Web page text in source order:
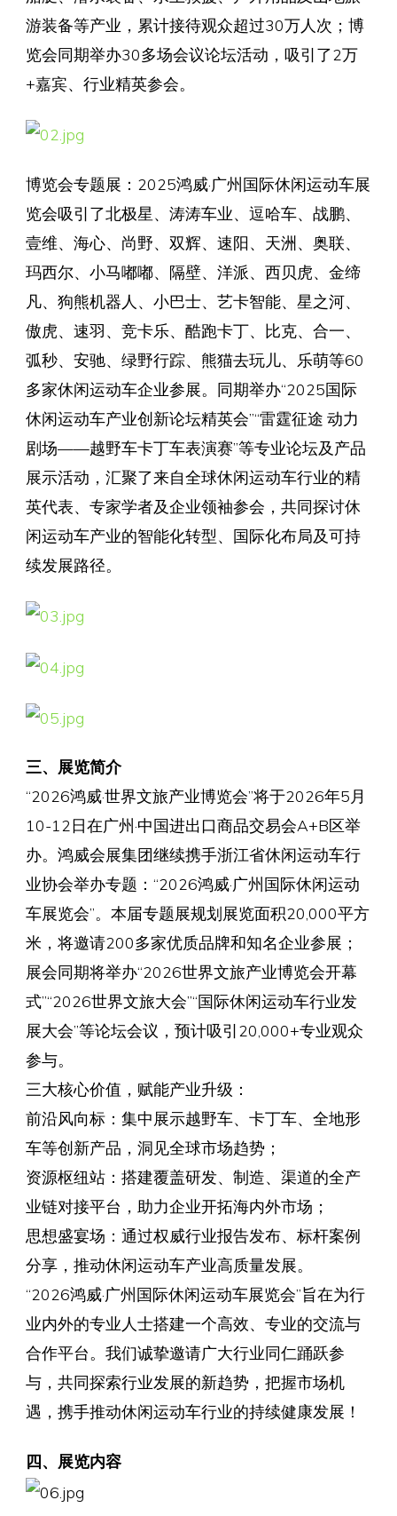
游装备等产业，累计接待观众超过30万人次；博
览会同期举办30多场会议论坛活动，吸引了2万
+嘉宾、行业精英参会。
博览会专题展：2025鸿威·广州国际休闲运动车展
览会吸引了北极星、涛涛车业、逗哈车、战鹏、
壹维、海心、尚野、双辉、速阳、天洲、奥联、
玛西尔、小马嘟嘟、隔壁、洋派、西贝虎、金缔
凡、狗熊机器人、小巴士、艺卡智能、星之河、
傲虎、速羽、竞卡乐、酷跑卡丁、比克、合一、
弧秒、安驰、绿野行踪、熊猫去玩儿、乐萌等60
多家休闲运动车企业参展。同期举办“2025国际
休闲运动车产业创新论坛精英会”“雷霆征途 动力
剧场——越野车卡丁车表演赛”等专业论坛及产品
展示活动，汇聚了来自全球休闲运动车行业的精
英代表、专家学者及企业领袖参会，共同探讨休
闲运动车产业的智能化转型、国际化布局及可持
续发展路径。
三、展览简介
“2026鸿威·世界文旅产业博览会”将于2026年5月
10-12日在广州·中国进出口商品交易会A+B区举
办。鸿威会展集团继续携手浙江省休闲运动车行
业协会举办专题：“2026鸿威·广州国际休闲运动
车展览会”。本届专题展规划展览面积20,000平方
米，将邀请200多家优质品牌和知名企业参展；
展会同期将举办“2026世界文旅产业博览会开幕
式”“2026世界文旅大会”“国际休闲运动车行业发
展大会”等论坛会议，预计吸引20,000+专业观众
参与。
三大核心价值，赋能产业升级：
前沿风向标：集中展示越野车、卡丁车、全地形
车等创新产品，洞见全球市场趋势；
资源枢纽站：搭建覆盖研发、制造、渠道的全产
业链对接平台，助力企业开拓海内外市场；
思想盛宴场：通过权威行业报告发布、标杆案例
分享，推动休闲运动车产业高质量发展。
“2026鸿威·广州国际休闲运动车展览会”旨在为行
业内外的专业人士搭建一个高效、专业的交流与
合作平台。我们诚挚邀请广大行业同仁踊跃参
与，共同探索行业发展的新趋势，把握市场机
遇，携手推动休闲运动车行业的持续健康发展！
四、展览内容